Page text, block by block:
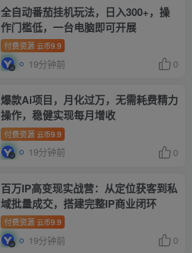
全自动番茄挂机玩法，日入300+，操
作门槛低，一台电脑即可开展
付费资源 云币9.9
19分钟前 0
爆款Ai项目，月化过万，无需耗费精力
操作，稳健实现每月增收
付费资源 云币9.9
19分钟前 0
百万IP高变现实战营：从定位获客到私
域批量成交，搭建完整IP商业闭环
付费资源 云币9.9
19分钟前 0